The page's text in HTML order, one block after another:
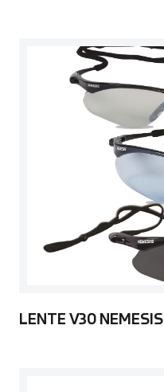
LENTE V30 NEMESIS